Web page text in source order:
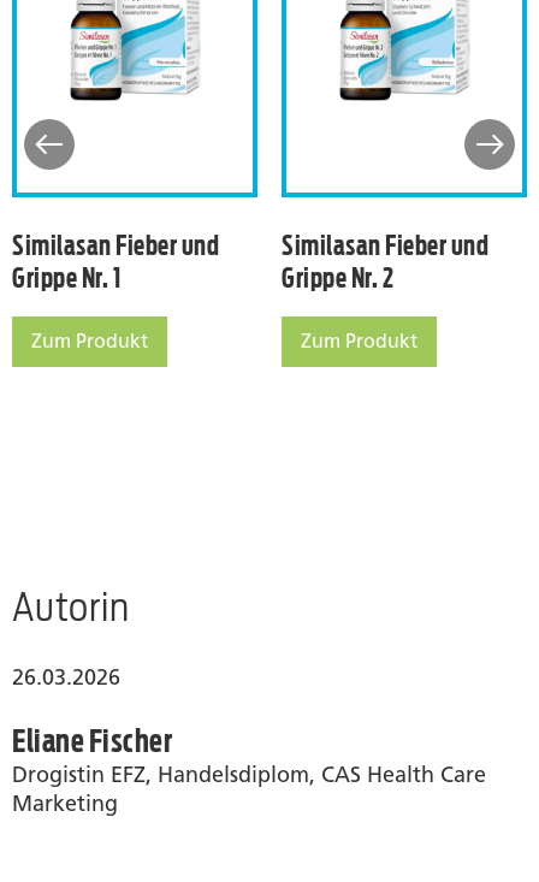
und ErkältungSimilasan Fieber und Grippe Nr. 1
Similasan Fieber und
Grippe Nr. 1
Similasan Fieber und Grippe Nr. 1
Zum Produkt
Similasan
Similasan Fieber und
Grippe Nr. 2
Similasan Fieber und
Zum Produkt
Autorin
26.03.2026
Eliane Fischer
Drogistin EFZ, Handelsdiplom, CAS Health Care
Marketing